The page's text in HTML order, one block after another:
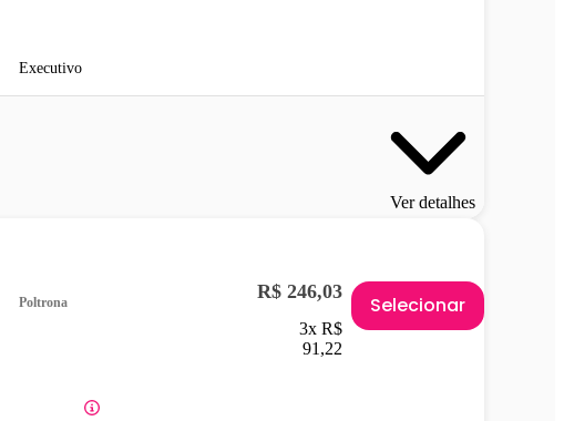
Executivo
Ver detalhes
Poltrona R$ 246,03
3x R$
91,22
Selecionar